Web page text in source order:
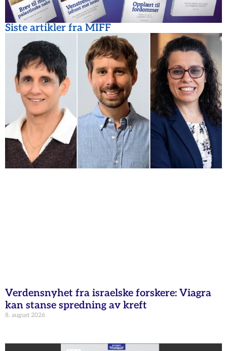
Siste artikler fra MIFF
Verdensnyhet fra israelske forskere: Viagra
kan stanse spredning av kreft
8. august 2026